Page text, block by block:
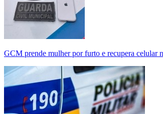
GCM prende mulher por furto e recupera celular